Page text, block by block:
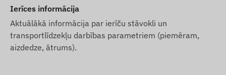
karti gatavu darbam ar programmatūru un paši
nekas nebūs jādara.
Programmatūras abonementa gadījumā, ja papildus e-
programmatūras SMS brīdinājuma pakalpojumu,
Ierīces informācija
Aktuālākā informācija par ierīču stāvokli un
transportlīdzekļu darbības parametriem (piemēram,
aizdedze, ātrums).